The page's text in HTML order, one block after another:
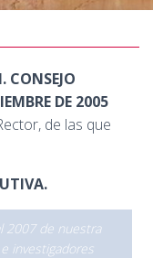
CONSEJO
DE 2005
de las que
2007 de nuestra
investigadores